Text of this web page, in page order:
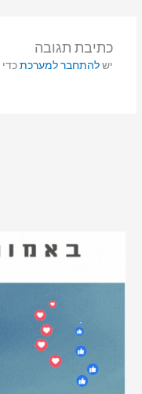
כתיבת תגובה
ישלהתחבר למערכתכדי